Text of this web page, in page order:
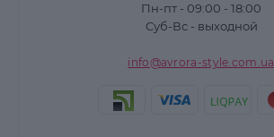
Пн-пт - 09:00 - 18:00
Суб-Вс - выходной
info@avrora-style.com.ua